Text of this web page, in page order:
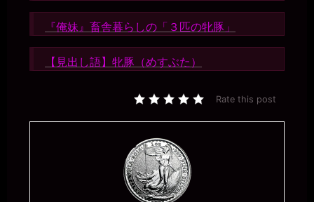
『俺妹』畜舎暮らしの「３匹の牝豚」
【見出し語】牝豚（めすぶた）
Rate this post